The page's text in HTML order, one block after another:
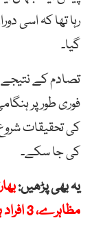
رہا تھا کہ اسی
گیا۔
تصادم کے
فوری طور پر
کی تحقیقات
کی جا سکے۔
یہ بھی پڑھیں:
مظاہرے، 3 افراد ہلاک